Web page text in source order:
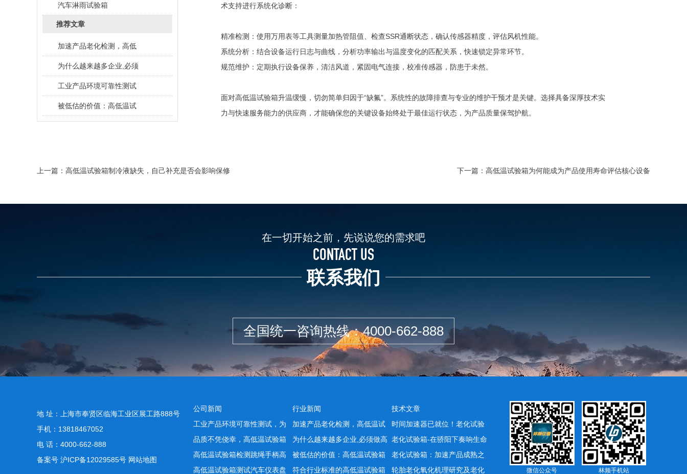
汽车淋雨试验箱
推荐文章
加速产品老化检测，高低
为什么越来越多企业,必须
工业产品环境可靠性测试
被低估的价值：高低温试
术支持进行系统化诊断：
精准检测：使用万用表等工具测量加热管阻值、检查SSR通断状态，确认传感器精度，评估风机性能。
系统分析：结合设备运行日志与曲线，分析功率输出与温度变化的匹配关系，快速锁定异常环节。
规范维护：定期执行设备保养，清洁风道，紧固电气连接，校准传感器，防患于未然。
面对高低温试验箱升温缓慢，切勿简单归因于“缺氟”。系统性的故障排查与专业的维护干预才是关键。选择具备深厚技术实
力与快速服务能力的供应商，才能确保您的关键设备始终处于最佳运行状态，为产品质量保驾护航。
上一篇： 高低温试验箱制冷液缺失，自己补充是否会影响保修 下一篇： 高低温试验箱为何能成为产品使用寿命评估核心设备
在一切开始之前，先说说您的需求吧
CONTACT US
联系我们
全国统一咨询热线：4000-662-888
地 址：上海市奉贤区临海工业区展工路888号
手机：13818467052
电 话：4000-662-888
备案号 沪ICP备12029585号 网站地图
公司新闻
工业产品环境可靠性测试，为
品质不凭侥幸，高低温试验箱
高低温试验箱检测跳绳手柄高
高低温试验箱测试汽车仪表盘
行业新闻
加速产品老化检测，高低温试
为什么越来越多企业,必须做高
被低估的价值：高低温试验箱
符合行业标准的高低温试验箱
技术文章
时间加速器已就位！老化试验
老化试验箱-在骄阳下奏响生命
老化试验箱：加速产品成熟之
轮胎老化氧化机理研究及老化
微信公众号 林频手机站